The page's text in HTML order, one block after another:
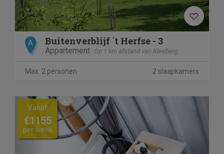
A Buitenverblijf `t Herfse - 3
Appartement Op 1 km afstand van Kleeberg
Max. 2 personen 2 slaapkamers
Previous Next
Vanaf
€1155
per week